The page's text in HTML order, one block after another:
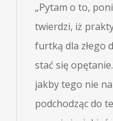
„Pytam o to,
twierdzi, iż
furtką dla złego
stać się
jakby tego nie
podchodząc do